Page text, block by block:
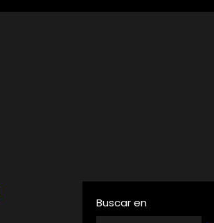
Buscar en